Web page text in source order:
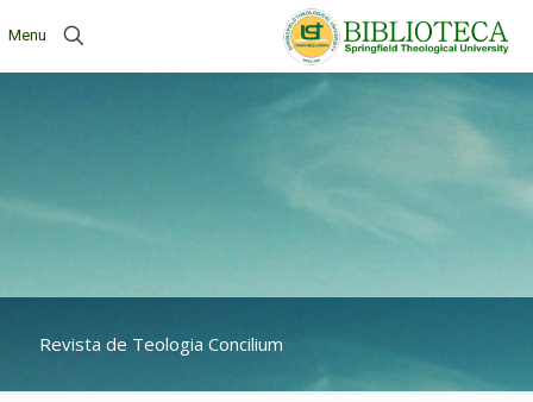
Menu
Revista de Teologia Concilium